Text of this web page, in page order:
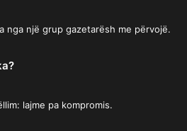
nga një grup gazetarësh me përvojë.
lajme pa kompromis.